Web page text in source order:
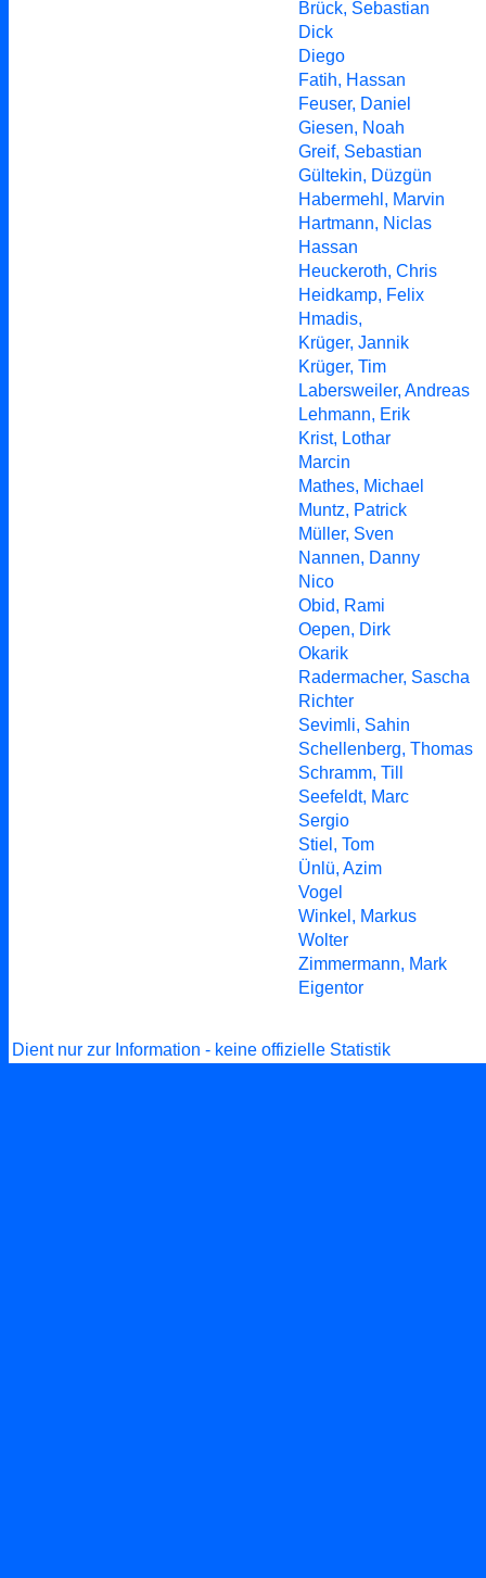
Brück, Sebastian
Dick
Diego
Fatih, Hassan
Feuser, Daniel
Giesen, Noah
Greif, Sebastian
Gültekin, Düzgün
Habermehl, Marvin
Hartmann, Niclas
Hassan
Heuckeroth, Chris
Heidkamp, Felix
Hmadis,
Krüger, Jannik
Krüger, Tim
Labersweiler, Andreas
Lehmann, Erik
Krist, Lothar
Marcin
Mathes, Michael
Muntz, Patrick
Müller, Sven
Nannen, Danny
Nico
Obid, Rami
Oepen, Dirk
Okarik
Radermacher, Sascha
Richter
Sevimli, Sahin
Schellenberg, Thomas
Schramm, Till
Seefeldt, Marc
Sergio
Stiel, Tom
Ünlü, Azim
Vogel
Winkel, Markus
Wolter
Zimmermann, Mark
Eigentor
Dient nur zur Information - keine offizielle Statistik